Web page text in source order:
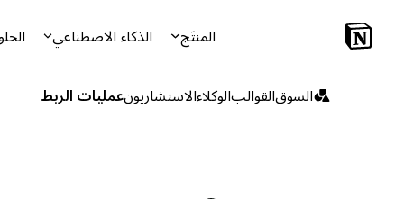
المنتَج الذكاء الاصطناعي
السوقالقوالبالوكلاءالاستشاريونعمليات الربط